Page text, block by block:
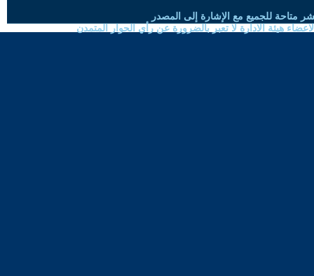
متاحة للجميع مع الإشارة إلى المصدر
هيئة الادارة لا تعبر بالضرورة عن رأي الحوار المتمدن